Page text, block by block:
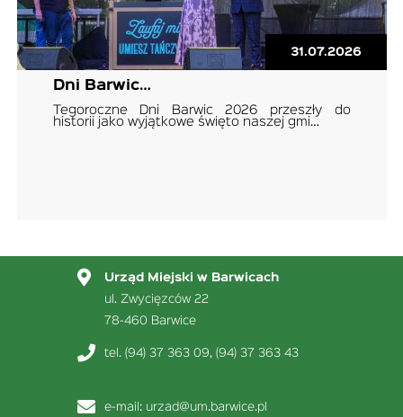
31.07.2026
Dni Barwic…
Tegoroczne Dni Barwic 2026 przeszły do
historii jako wyjątkowe święto naszej gmi…
Urząd Miejski w Barwicach
ul. Zwycięzców 22
78-460 Barwice
tel. (94) 37 363 09, (94) 37 363 43
e-mail: urzad@um.barwice.pl